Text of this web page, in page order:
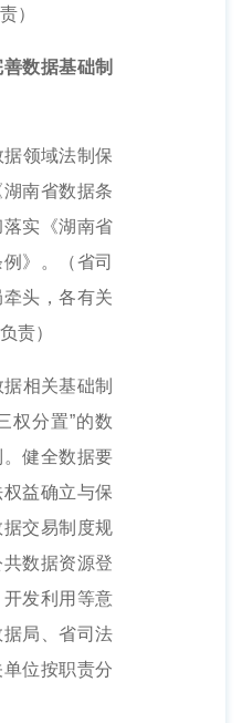
）
数据基础制
领域法制保
南省数据条
实《湖南省
》。（省司
头，各有关
责）
相关基础制
权分置”的数
健全数据要
益确立与保
交易制度规
数据资源登
发利用等意
局、省司法
位按职责分